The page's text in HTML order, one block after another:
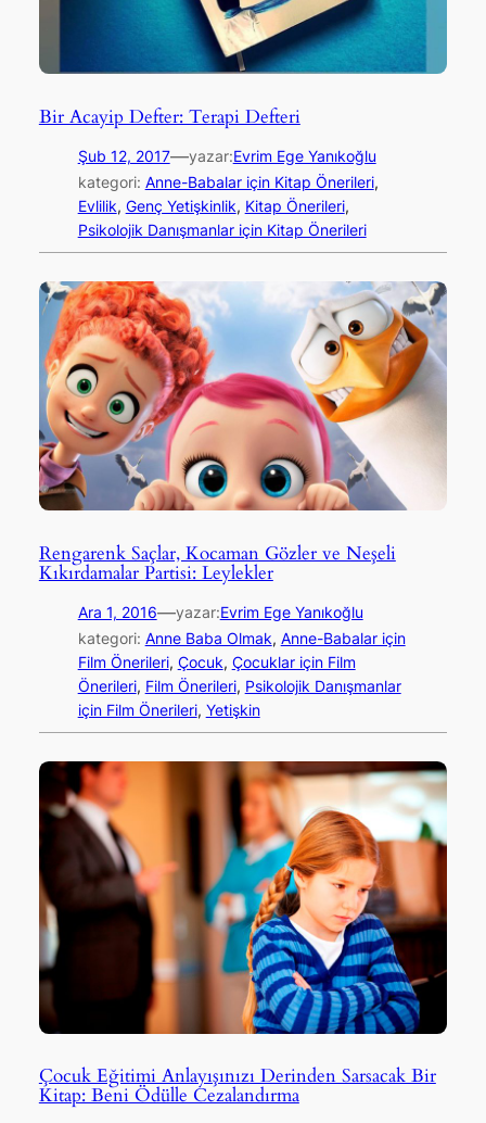
Bir Acayip Defter: Terapi Defteri
Şub 12, 2017—yazar:Evrim Ege Yanıkoğlu
kategori: Anne-Babalar için Kitap Önerileri
Evlilik, Genç Yetişkinlik, Kitap Önerileri
Psikolojik Danışmanlar için Kitap Önerileri
Rengarenk Saçlar, Kocaman Gözler ve Neşeli
Kıkırdamalar Partisi: Leylekler
Ara 1, 2016—yazar:Evrim Ege Yanıkoğlu
kategori: Anne Baba Olmak, Anne-Babalar için
Film Önerileri, Çocuk, Çocuklar için Film
Önerileri, Film Önerileri, Psikolojik Danışmanlar
için Film Önerileri, Yetişkin
Çocuk Eğitimi Anlayışınızı Derinden Sarsacak Bir
Kitap: Beni Ödülle Cezalandırma